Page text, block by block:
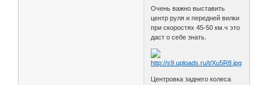
Очень важно выставить
центр руля и передней вилки
при скоростях 45-50 км.ч это
даст о себе знать.
Центровка заднего колеса